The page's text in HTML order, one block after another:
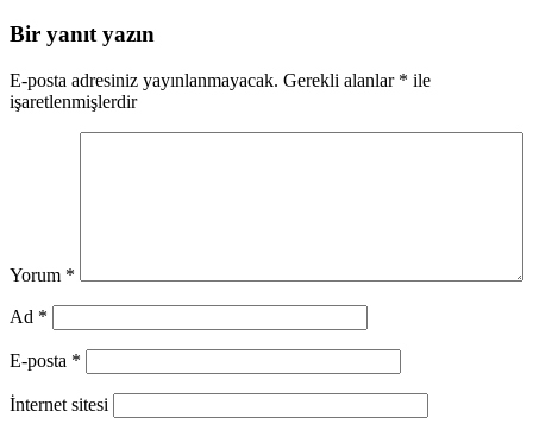
Bir yanıt yazın
E-posta adresiniz yayınlanmayacak. Gerekli alanlar * ile
işaretlenmişlerdir
Yorum *
Ad *
E-posta *
İnternet sitesi